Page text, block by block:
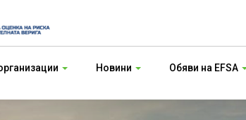
Новини Обяви на EFSA